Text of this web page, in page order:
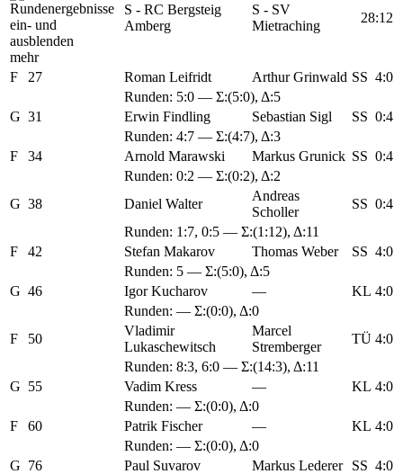
mehr
S - RC Bergsteig
Amberg
S - SV
Mietraching
28:12
F 27 Roman Leifridt Arthur Grinwald SS 4:0
Runden: 5:0 — Σ:(5:0), Δ:5
G 31 Erwin Findling Sebastian Sigl SS 0:4
Runden: 4:7 — Σ:(4:7), Δ:3
F
34 Arnold Marawski Markus Grunick SS 0:4
Runden: 0:2 — Σ:(0:2), Δ:2
G 38 Daniel Walter
Andreas
Scholler
SS 0:4
Runden: 1:7, 0:5 — Σ:(1:12), Δ:11
F
42 Stefan Makarov Thomas Weber SS 4:0
Runden: 5 — Σ:(5:0), Δ:5
G 46 Igor Kucharov — KL 4:0
Runden: — Σ:(0:0), Δ:0
F
50
Vladimir
Lukaschewitsch
Marcel
Stremberger
TÜ 4:0
Runden: 8:3, 6:0 — Σ:(14:3), Δ:11
G 55 Vadim Kress — KL 4:0
Runden: — Σ:(0:0), Δ:0
F
60 Patrik Fischer — KL 4:0
Runden: — Σ:(0:0), Δ:0
G 76 Paul Suvarov Markus Lederer SS 4:0